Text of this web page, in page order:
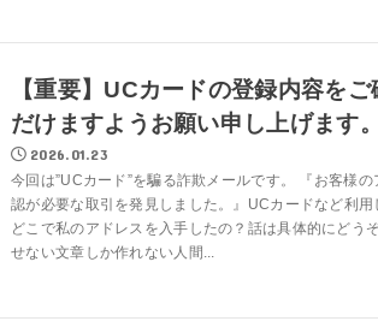
【重要】UCカードの登録内容を
だけますようお願い申し上げます。
2026.01.23
今回は”UCカード”を騙る詐欺メールです。 『お客様
認が必要な取引を発見しました。』UCカードなど利用
どこで私のアドレスを入手したの？話は具体的にどう
せない文章しか作れない人間...